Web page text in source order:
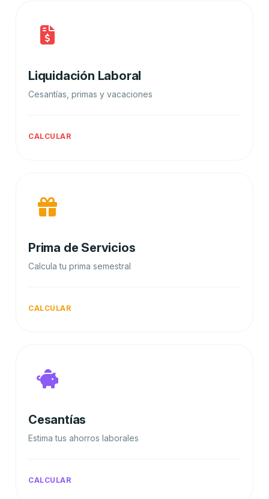
Liquidación Laboral
Cesantías, primas y vacaciones
CALCULAR
Prima de Servicios
Calcula tu prima semestral
CALCULAR
Cesantías
Estima tus ahorros laborales
CALCULAR